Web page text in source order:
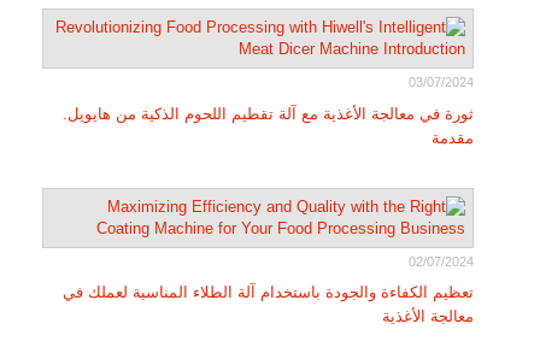
03/07/2024
ثورة في معالجة الأغذية مع آلة تقطيم اللحوم الذكية من هايويل.
مقدمة
02/07/2024
تعظيم الكفاءة والجودة باستخدام آلة الطلاء المناسبة لعملك في
معالجة الأغذية